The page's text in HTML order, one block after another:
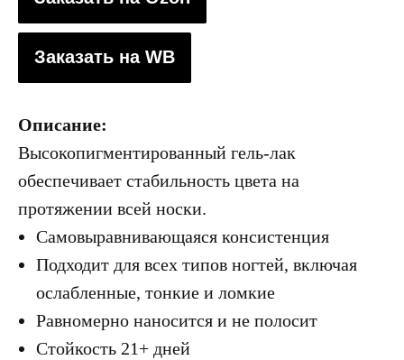
Заказать на WB
Описание:
Высокопигментированный гель-лак
обеспечивает стабильность цвета на
протяжении всей носки.
Самовыравнивающаяся консистенция
Подходит для всех типов ногтей, включая
ослабленные, тонкие и ломкие
Равномерно наносится и не полосит
Стойкость 21+ дней